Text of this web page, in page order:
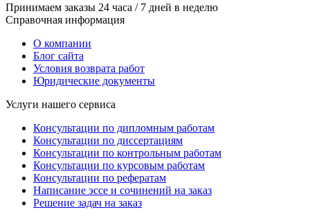
Принимаем заказы 24 часа / 7 дней в неделю
Справочная информация
О компании
Блог сайта
Условия возврата работ
Юридические документы
Услуги нашего сервиса
Консультации по дипломным работам
Консультации по диссертациям
Консультации по контрольным работам
Консультации по курсовым работам
Консультации по рефератам
Написание эссе и сочинений на заказ
Решение задач на заказ